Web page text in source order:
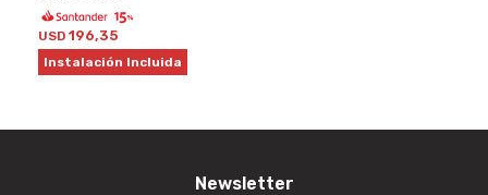
USD 196,35
Instalación Incluida
Newsletter